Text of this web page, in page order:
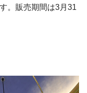
。販売期間は3月31